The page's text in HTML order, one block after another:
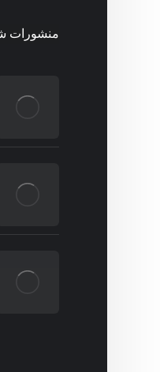
منشورات